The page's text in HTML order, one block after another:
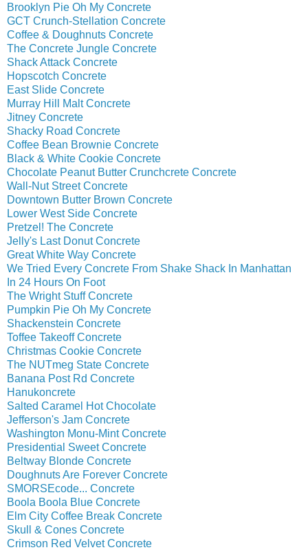
Brooklyn Pie Oh My Concrete
GCT Crunch-Stellation Concrete
Coffee & Doughnuts Concrete
The Concrete Jungle Concrete
Shack Attack Concrete
Hopscotch Concrete
East Slide Concrete
Murray Hill Malt Concrete
Jitney Concrete
Shacky Road Concrete
Coffee Bean Brownie Concrete
Black & White Cookie Concrete
Chocolate Peanut Butter Crunchcrete Concrete
Wall-Nut Street Concrete
Downtown Butter Brown Concrete
Lower West Side Concrete
Pretzel! The Concrete
Jelly's Last Donut Concrete
Great White Way Concrete
We Tried Every Concrete From Shake Shack In Manhattan
In 24 Hours On Foot
The Wright Stuff Concrete
Pumpkin Pie Oh My Concrete
Shackenstein Concrete
Toffee Takeoff Concrete
Christmas Cookie Concrete
The NUTmeg State Concrete
Banana Post Rd Concrete
Hanukoncrete
Salted Caramel Hot Chocolate
Jefferson's Jam Concrete
Washington Monu-Mint Concrete
Presidential Sweet Concrete
Beltway Blonde Concrete
Doughnuts Are Forever Concrete
SMORSEcode... Concrete
Boola Boola Blue Concrete
Elm City Coffee Break Concrete
Skull & Cones Concrete
Crimson Red Velvet Concrete